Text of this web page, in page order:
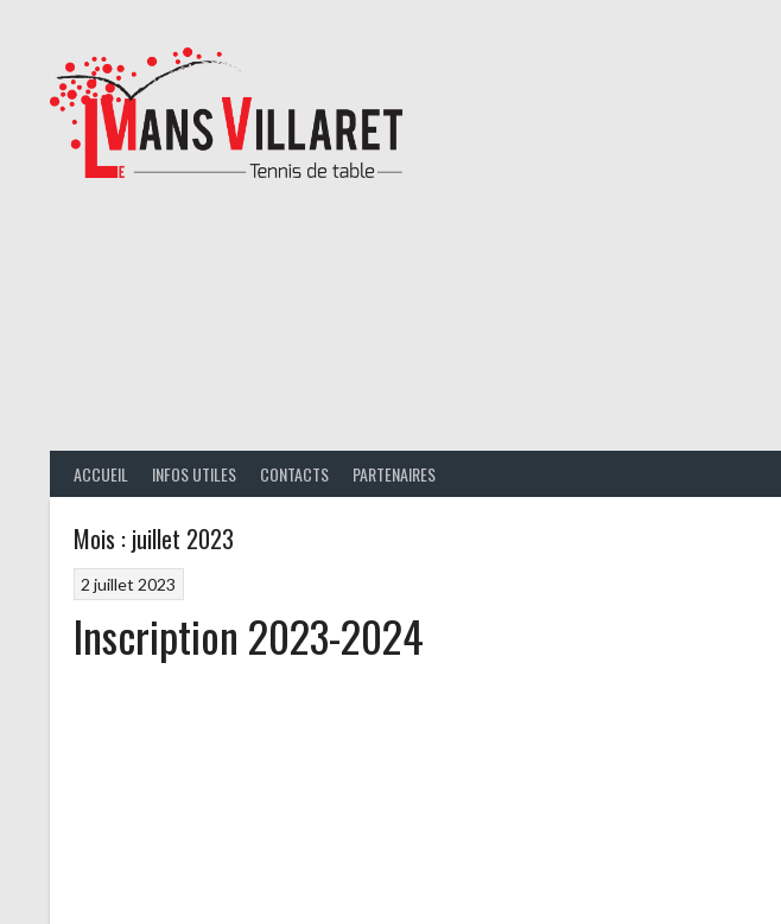
ACCUEIL INFOS UTILES CONTACTS PARTENAIRES
Mois : juillet 2023
2 juillet 2023
Inscription 2023-2024